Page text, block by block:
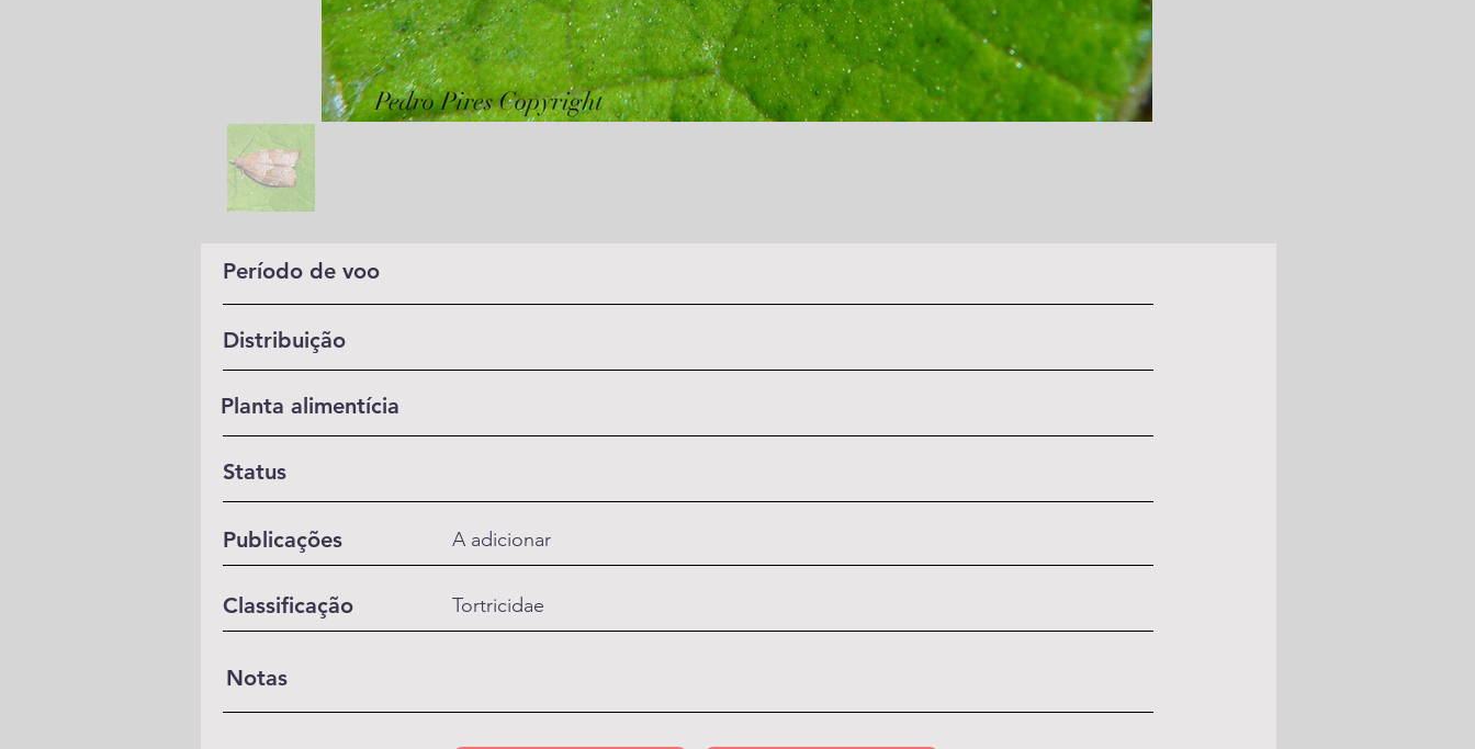
Período de voo
Distribuição
Planta alimentícia
Status
Publicações A adicionar
Classificação Tortricidae
Notas